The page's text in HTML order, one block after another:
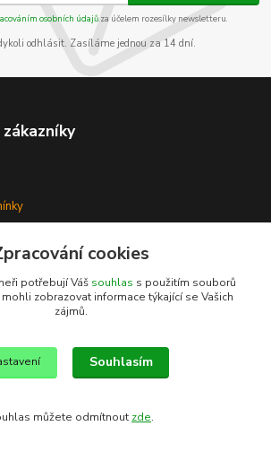
osobních údajůza účelem rozesílky newsletteru.
odhlásit. Zasíláme jednou za 14 dní.
cookies
potřebují Váš souhlas s použitím souborů
zobrazovat informace týkající se Vašich
zájmů.
Souhlasím
můžete odmítnout zde.